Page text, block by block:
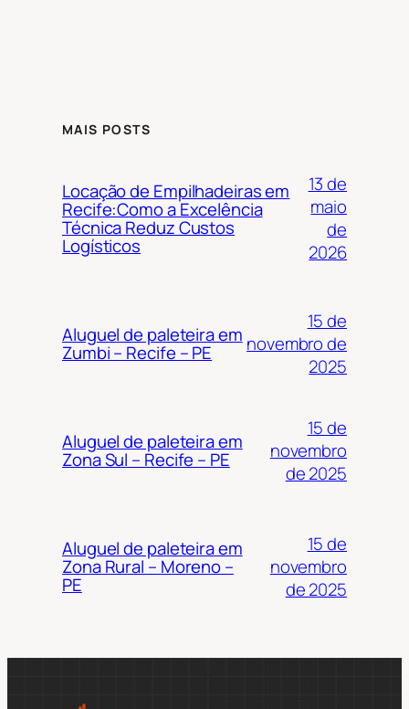
MAIS POSTS
Locação de Empilhadeiras em
Recife:Como a Excelência
Técnica Reduz Custos
Logísticos
13 de
maio
de
2026
Aluguel de paleteira em
Zumbi – Recife – PE
15 de
novembro de
2025
Aluguel de paleteira em
Zona Sul – Recife – PE
15 de
novembro
de 2025
Aluguel de paleteira em
Zona Rural – Moreno –
PE
15 de
novembro
de 2025